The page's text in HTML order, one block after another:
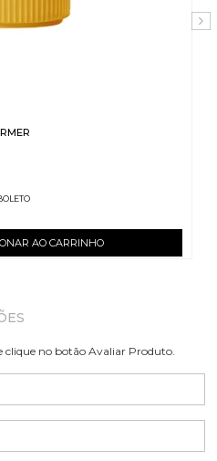
AO CARRINHO
clique no botão Avaliar Produto.